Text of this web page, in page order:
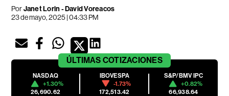
PorJanet Lorin - David Voreacos
23 de mayo, 2025 | 04:33 PM
ÚLTIMAS COTIZACIONES
NASDAQ
+1.30%
26,690.62
IBOVESPA
-1.73%
172,513.42
S&P/BMV IPC
+0.82%
66,938.64